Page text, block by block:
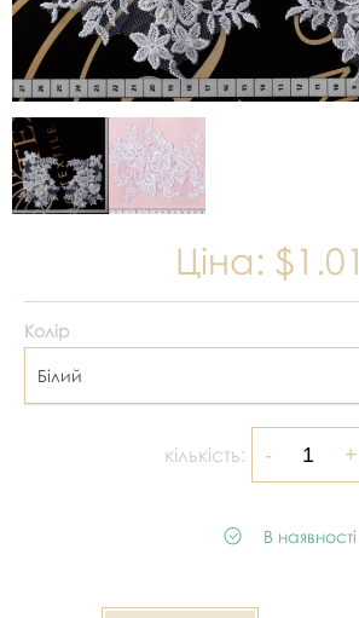
Ціна: $1.01
Колір
Білий
кількість:
В наявності